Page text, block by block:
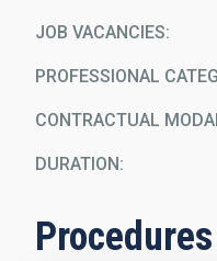
JOB VACANCIES
PROFESSIONAL
CONTRACTUAL
DURATION
Procedures